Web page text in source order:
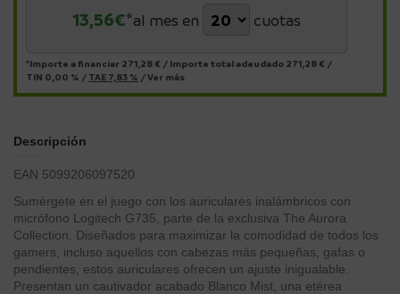
13,56€*al mes en cuotas
*Importe a financiar 271,28 € / Importe total adeudado 271,28 € /
TIN 0,00 % / TAE 7,83 % /Ver más
Descripción
EAN 5099206097520
Sumérgete en el juego con los auriculares inalámbricos con
micrófono Logitech G735, parte de la exclusiva The Aurora
Collection. Diseñados para maximizar la comodidad de todos los
gamers, incluso aquellos con cabezas más pequeñas, gafas o
pendientes, estos auriculares ofrecen un ajuste inigualable.
Presentan un cautivador acabado Blanco Mist, una etérea